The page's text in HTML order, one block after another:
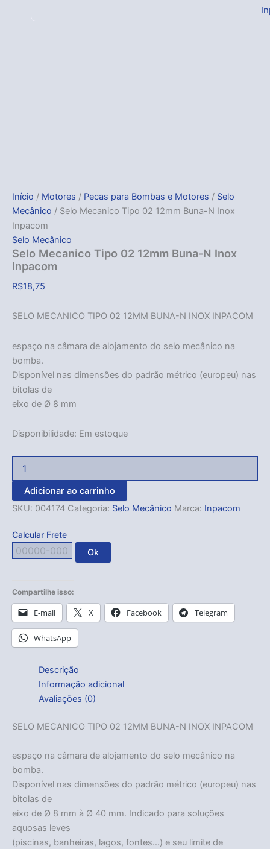
Início / Motores / Pecas para Bombas e Motores / Selo
Mecânico / Selo Mecanico Tipo 02 12mm Buna-N Inox
Inpacom
Selo Mecânico
Selo Mecanico Tipo 02 12mm Buna-N Inox
Inpacom
R$18,75
SELO MECANICO TIPO 02 12MM BUNA-N INOX INPACOM
espaço na câmara de alojamento do selo mecânico na
bomba.
Disponível nas dimensões do padrão métrico (europeu) nas
bitolas de
eixo de Ø 8 mm
Disponibilidade: Em estoque
Adicionar ao carrinho
SKU: 004174 Categoria: Selo Mecânico Marca: Inpacom
Calcular Frete
Ok
Compartilhe isso:
E-mail X Facebook Telegram
WhatsApp
Descrição
Informação adicional
Avaliações (0)
SELO MECANICO TIPO 02 12MM BUNA-N INOX INPACOM
espaço na câmara de alojamento do selo mecânico na
bomba.
Disponível nas dimensões do padrão métrico (europeu) nas
bitolas de
eixo de Ø 8 mm à Ø 40 mm. Indicado para soluções
aquosas leves
(piscinas, banheiras, lagos, fontes…) e seu limite de